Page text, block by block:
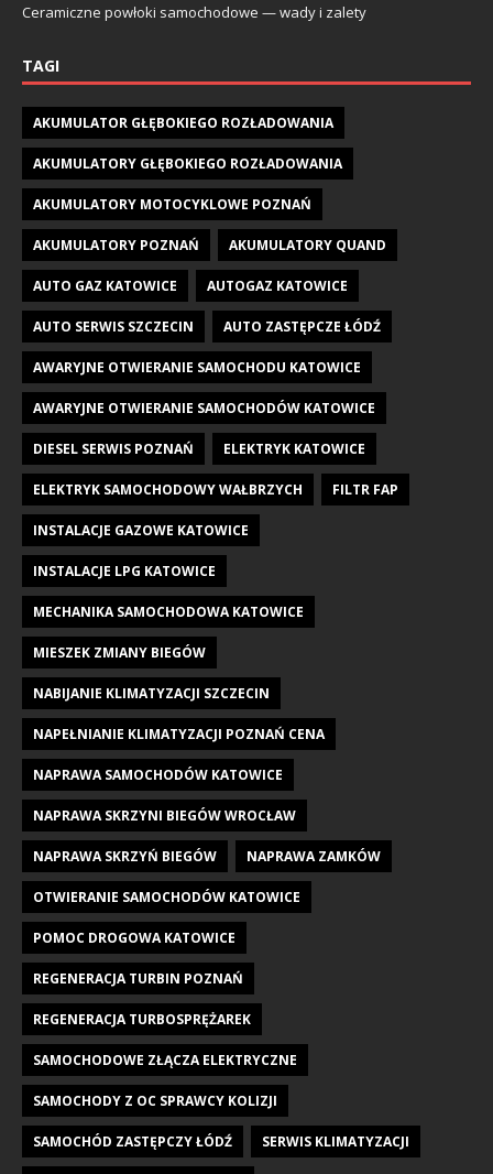
Ceramiczne powłoki samochodowe — wady i zalety
TAGI
AKUMULATOR GŁĘBOKIEGO ROZŁADOWANIA
AKUMULATORY GŁĘBOKIEGO ROZŁADOWANIA
AKUMULATORY MOTOCYKLOWE POZNAŃ
AKUMULATORY POZNAŃ AKUMULATORY QUAND
AUTO GAZ KATOWICE AUTOGAZ KATOWICE
AUTO SERWIS SZCZECIN AUTO ZASTĘPCZE ŁÓDŹ
AWARYJNE OTWIERANIE SAMOCHODU KATOWICE
AWARYJNE OTWIERANIE SAMOCHODÓW KATOWICE
DIESEL SERWIS POZNAŃ ELEKTRYK KATOWICE
ELEKTRYK SAMOCHODOWY WAŁBRZYCH FILTR FAP
INSTALACJE GAZOWE KATOWICE
INSTALACJE LPG KATOWICE
MECHANIKA SAMOCHODOWA KATOWICE
MIESZEK ZMIANY BIEGÓW
NABIJANIE KLIMATYZACJI SZCZECIN
NAPEŁNIANIE KLIMATYZACJI POZNAŃ CENA
NAPRAWA SAMOCHODÓW KATOWICE
NAPRAWA SKRZYNI BIEGÓW WROCŁAW
NAPRAWA SKRZYŃ BIEGÓW NAPRAWA ZAMKÓW
OTWIERANIE SAMOCHODÓW KATOWICE
POMOC DROGOWA KATOWICE
REGENERACJA TURBIN POZNAŃ
REGENERACJA TURBOSPRĘŻAREK
SAMOCHODOWE ZŁĄCZA ELEKTRYCZNE
SAMOCHODY Z OC SPRAWCY KOLIZJI
SAMOCHÓD ZASTĘPCZY ŁÓDŹ SERWIS KLIMATYZACJI